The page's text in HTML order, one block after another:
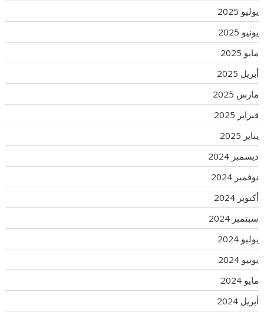
يوليو 2025
يونيو 2025
مايو 2025
أبريل 2025
مارس 2025
فبراير 2025
يناير 2025
ديسمبر 2024
نوفمبر 2024
أكتوبر 2024
سبتمبر 2024
يوليو 2024
يونيو 2024
مايو 2024
أبريل 2024